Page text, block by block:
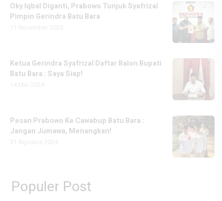
Oky Iqbal Diganti, Prabowo Tunjuk Syafrizal
Pimpin Gerindra Batu Bara
Ketua Gerindra Syafrizal Daftar Balon Bupati
Batu Bara : Saya Siap!
Pesan Prabowo Ke Cawabup Batu Bara :
Jangan Jumawa, Menangkan!
Populer Post